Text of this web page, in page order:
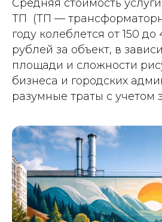
Средняя стоимость
ТП (ТП —
году колеблется от 150 до
рублей за объект, в
площади и сложности
бизнеса и городских
разумные траты с учетом